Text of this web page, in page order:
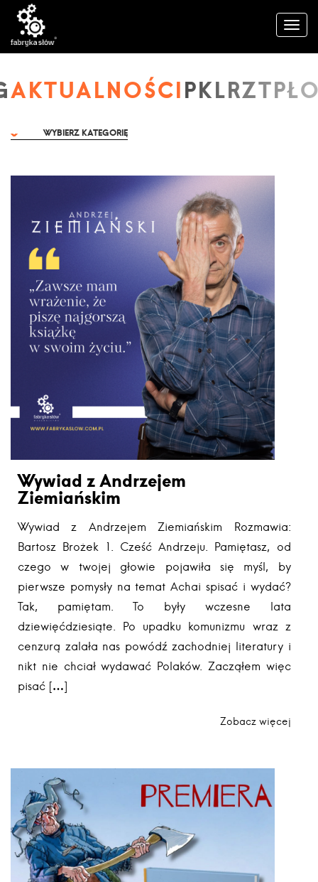
AKTUALNOŚCI
WYBIERZ KATEGORIĘ
Wywiad z Andrzejem
Ziemiańskim
Wywiad z Andrzejem Ziemiańskim Rozmawia:
Bartosz Brożek 1. Cześć Andrzeju. Pamiętasz, od
czego w twojej głowie pojawiła się myśl, by
pierwsze pomysły na temat Achai spisać i wydać?
Tak, pamiętam. To były wczesne lata
dziewięćdziesiąte. Po upadku komunizmu wraz z
cenzurą zalała nas powódź zachodniej literatury i
nikt nie chciał wydawać Polaków. Zacząłem więc
pisać […]
Zobacz więcej